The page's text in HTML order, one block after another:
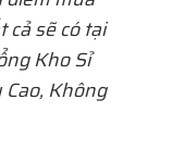
cả sẽ có tại
Kho Sỉ
Không